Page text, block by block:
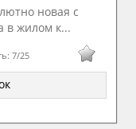
новая с
в жилом к...
7/25